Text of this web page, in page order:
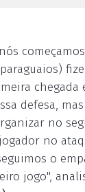
chegada
defesa,
no
no
o
jogo",